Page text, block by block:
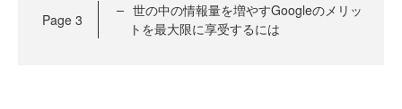
Page 3
世の中の情報量を増やすGoogleのメリッ
トを最大限に享受するには